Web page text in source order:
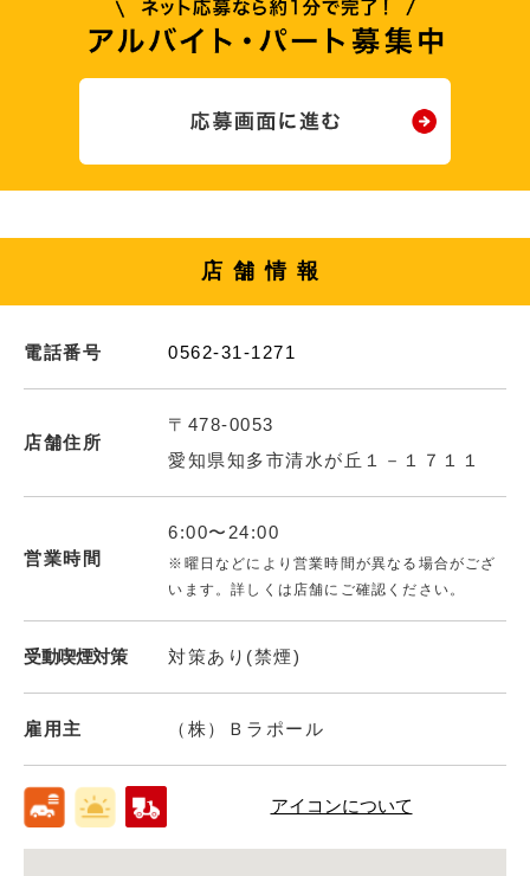
店舗情報
電話番号 0562-31-1271
店舗住所
〒478-0053
愛知県知多市清水が丘１－１７１１
営業時間
6:00〜24:00
※曜日などにより営業時間が異なる場合がござ
います。詳しくは店舗にご確認ください。
受動喫煙対策 対策あり(禁煙)
雇用主 （株）Ｂラポール
アイコンについて